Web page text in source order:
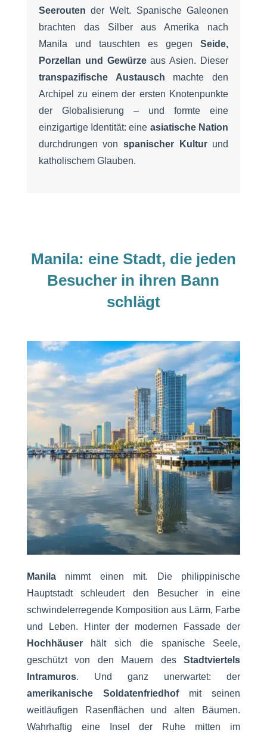
Seerouten der Welt. Spanische Galeonen
brachten das Silber aus Amerika nach
Manila und tauschten es gegenSeide,
Porzellan und Gewürzeaus Asien. Dieser
transpazifische Austausch machte den
Archipel zu einem der ersten Knotenpunkte
der Globalisierung – und formte eine
einzigartige Identität: eine asiatische Nation
durchdrungen von spanischer Kulturund
katholischem Glauben.
Manila: eine Stadt, die jeden
Besucher in ihren Bann
schlägt
Manilanimmt einen mit. Die philippinische
Hauptstadt schleudert den Besucher in eine
schwindelerregende Komposition aus Lärm, Farbe
und Leben. Hinter der modernen Fassade der
Hochhäuserhält sich die spanische Seele,
geschützt von den Mauern desStadtviertels
Intramuros. Und ganz unerwartet: der
amerikanische Soldatenfriedhofmit seinen
weitläufigen Rasenflächen und alten Bäumen.
Wahrhaftig eine Insel der Ruhe mitten im